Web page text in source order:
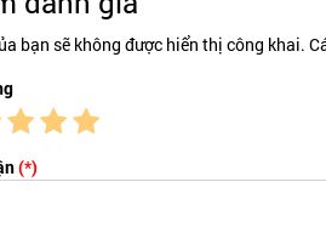
bạn sẽ không được hiển thị công khai.
(*)